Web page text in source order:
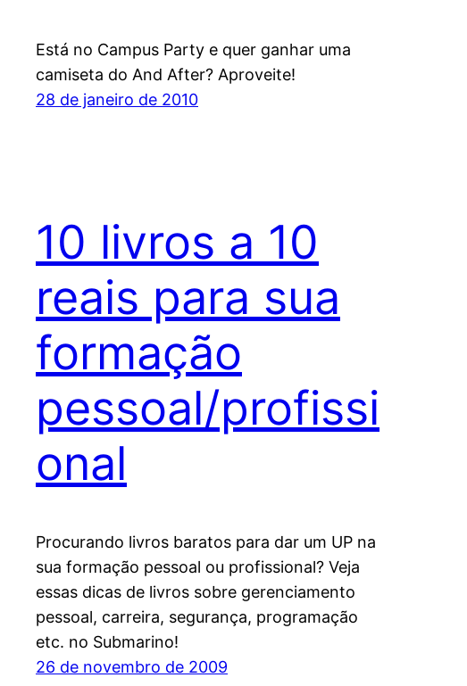
Está no Campus Party e quer ganhar uma
camiseta do And After? Aproveite!
28 de janeiro de 2010
10 livros a 10
reais para sua
formação
pessoal/profissi
onal
Procurando livros baratos para dar um UP na
sua formação pessoal ou profissional? Veja
essas dicas de livros sobre gerenciamento
pessoal, carreira, segurança, programação
etc. no Submarino!
26 de novembro de 2009